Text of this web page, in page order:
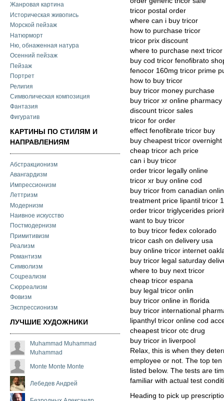
Жанровая картина
Историческая живопись
Морской пейзаж
Натюрморт
Ню, обнаженная натура
Осенний пейзаж
Пейзаж
Портрет
Религия
Символическая композиция
Фантазия
Фигуратив
КАРТИНЫ ПО СТИЛЯМ И
НАПРАВЛЕНИЯМ
Абстракционизм
Авангардизм
Импрессионизм
Леттризм
Модернизм
Наивное искусство
Постмодернизм
Примитивизм
Реализм
Романтизм
Символизм
Соцреализм
Сюрреализм
Фовизм
Экспрессионизм
ЛУЧШИЕ ХУДОЖНИКИ
Muhammad Muhammad
Muhammad
Monte Monte Monte
Лебедев Андрей
tricor postal order
where can i buy tricor
how to purchase tricor
tricor prix discount
where to purchase next tricor
buy cod tricor fenofibrato
fenocor 160mg tricor prime
how to buy tricor
buy tricor money purchase
buy tricor xr online
discount tricor sales
tricor for order
effect fenofibrate tricor buy
buy cheapest tricor overnight
cheap tricor ach price
can i buy tricor
order tricor legally online
tricor xr buy online cod
buy tricor from canadian onlin
treatment price lipantil tricor
order tricor triglycerides
want to buy tricor
to buy tricor fedex colorado
tricor cash on delivery usa
buy online tricor internet
buy tricor legal saturday
where to buy next tricor
cheap tricor espana
buy legal tricor onlin
buy tricor online in florida
buy tricor international
lipanthyl tricor online cod
cheapest tricor otc drug
buy tricor in liverpool
Relax, this is when they
employee or not. The top
listed below. The tests are
familiar with actual test
Heading to pick up